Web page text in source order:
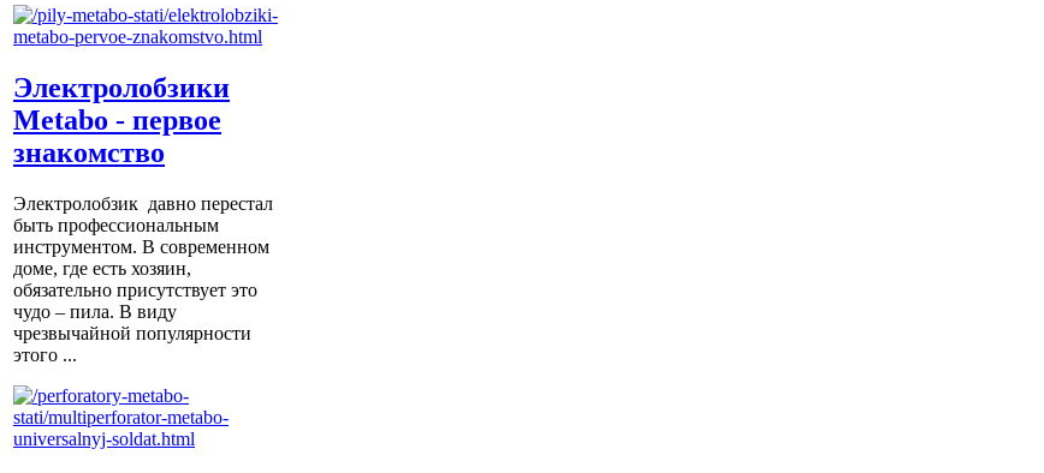
Электролобзики
Metabo - первое
знакомство
Электролобзик давно перестал
быть профессиональным
инструментом. В современном
доме, где есть хозяин,
обязательно присутствует это
чудо – пила. В виду
чрезвычайной популярности
этого ...